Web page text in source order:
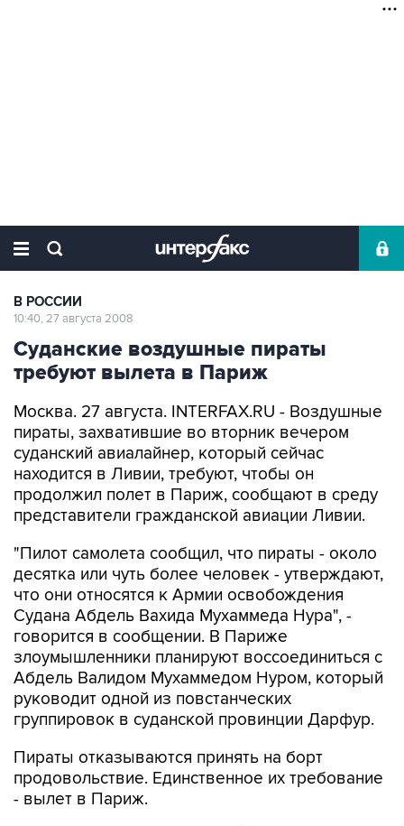
В РОССИИ
10:40, 27 августа 2008
Суданские воздушные пираты
требуют вылета в Париж
Москва. 27 августа. INTERFAX.RU - Воздушные
пираты, захватившие во вторник вечером
суданский авиалайнер, который сейчас
находится в Ливии, требуют, чтобы он
продолжил полет в Париж, сообщают в среду
представители гражданской авиации Ливии.
"Пилот самолета сообщил, что пираты - около
десятка или чуть более человек - утверждают,
что они относятся к Армии освобождения
Судана Абдель Вахида Мухаммеда Нура", -
говорится в сообщении. В Париже
злоумышленники планируют воссоединиться с
Абдель Валидом Мухаммедом Нуром, который
руководит одной из повстанческих
группировок в суданской провинции Дарфур.
Пираты отказываются принять на борт
продовольствие. Единственное их требование
- вылет в Париж.